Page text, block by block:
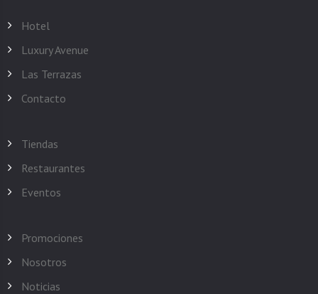
Hotel
Luxury Avenue
Las Terrazas
Contacto
Tiendas
Restaurantes
Eventos
Promociones
Nosotros
Noticias